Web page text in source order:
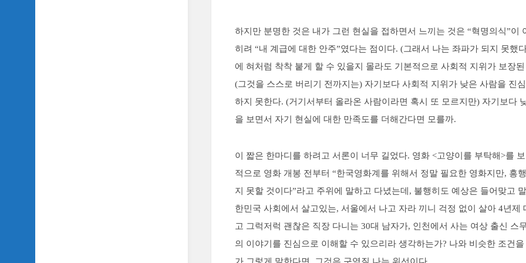
하지만 분명한 것은 내가 그런 현실을 접하면서 느끼는 것은 “혁명의식”이
히려 “내 계급에 대한 안주”였다는 점이다. (그래서 나는 좌파가 되지 못했
에 혀처럼 착착 붙게 할 수 있을지 몰라도 기본적으로 사회적 지위가 보장
(그것을 스스로 버리기 전까지는) 자기보다 사회적 지위가 낮은 사람을 진
하지 못한다. (거기서부터 올라온 사람이라면 혹시 또 모르지만) 자기보다
을 보면서 자기 현실에 대한 만족도를 더해간다면 모를까.
이 짧은 한마디를 하려고 서론이 너무 길었다. 영화 <고양이를 부탁해>를
적으로 영화 개봉 전부터 “한국영화계를 위해서 정말 필요한 영화지만, 흥
지 못할 것이다”라고 주위에 말하고 다녔는데, 불행히도 예상은 들어맞고
한민국 사회에서 살고있는, 서울에서 나고 자라 끼니 걱정 없이 살아 4년제
고 그럭저럭 괜찮은 직장 다니는 30대 남자가, 인천에서 사는 여상 출신 스
의 이야기를 진심으로 이해할 수 있으리라 생각하는가? 나와 비슷한 조건